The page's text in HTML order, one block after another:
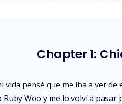
Chapter 1:
vida pensé que me iba a ver
Woo y me lo volví a